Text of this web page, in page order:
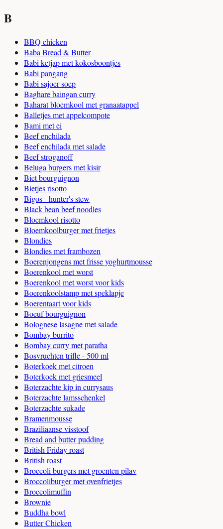
B
BBQ chicken
Baba Bread & Butter
Babi ketjap met kokosboontjes
Babi pangang
Babi sajoer soep
Baghare baingan curry
Baharat bloemkool met granaatappel
Balletjes met appelcompote
Bami met ei
Beef enchilada
Beef enchilada met salade
Beef stroganoff
Beluga burgers met kisir
Biet bourguignon
Bietjes risotto
Bigos - hunter's stew
Black bean beef noodles
Bloemkool risotto
Bloemkoolburger met frietjes
Blondies
Blondies met frambozen
Boerenjongens met frisse yoghurtmousse
Boerenkool met worst
Boerenkool met worst voor kids
Boerenkoolstamp met speklapje
Boerentaart voor kids
Boeuf bourguignon
Bolognese lasagne met salade
Bombay burrito
Bombay curry met paratha
Bosvruchten trifle - 500 ml
Boterkoek met citroen
Boterkoek met griesmeel
Boterzachte kip in currysaus
Boterzachte lamsschenkel
Boterzachte sukade
Bramenmousse
Braziliaanse visstoof
Bread and butter pudding
British Friday roast
British roast
Broccoli burgers met groenten pilav
Broccoliburger met ovenfrietjes
Broccolimuffin
Brownie
Buddha bowl
Butter Chicken